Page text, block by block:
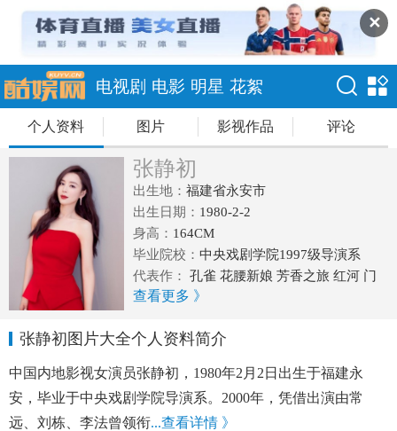
✕
电视剧 电影 明星 花絮
个人资料 图片 影视作品 评论
张静初
出生地： 福建省永安市
出生日期： 1980-2-2
身高： 164CM
毕业院校： 中央戏剧学院1997级导演系
代表作：
孔雀 花腰新娘 芳香之旅 红河 门
徒 唐山大地震 咱们相爱吧
查看更多 》
张静初图片大全个人资料简介
中国内地影视女演员张静初，1980年2月2日出生于福建永
安，毕业于中央戏剧学院导演系。2000年，凭借出演由常
远、刘栋、李法曾领衔...查看详情 》